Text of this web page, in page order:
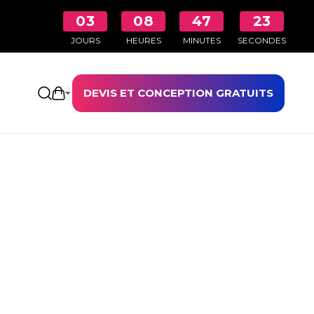
03
JOURS
08
HEURES
47
MINUTES
23
SECONDES
Ouvrir le panier
DEVIS ET CONCEPTION GRATUITS